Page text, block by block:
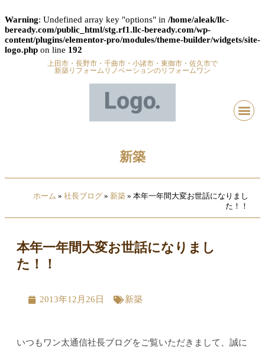
Warning: Undefined array key "options" in /home/aleak/llc-
beready.com/public_html/stg.rf1.llc-beready.com/wp-
content/plugins/elementor-pro/modules/theme-builder/widgets/site-
logo.php on line 192
上田市・長野市・千曲市・小諸市・東御市・佐久市で
新築リフォームリノベーションのリフォームワン
新築
ホーム » 社長ブログ » 新築 » 本年一年間大変お世話になりまし
た！！
本年一年間大変お世話になりまし
た！！
2013年12月26日 新築
いつもワン太通信社長ブログをご覧いただきまして、誠に